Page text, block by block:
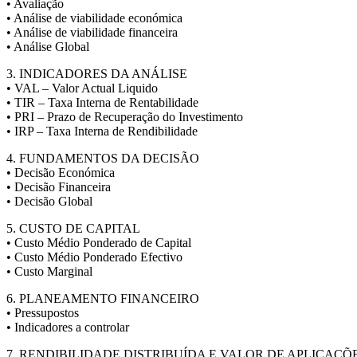
• Avaliação
• Análise de viabilidade económica
• Análise de viabilidade financeira
• Análise Global
3. INDICADORES DA ANÁLISE
• VAL – Valor Actual Liquido
• TIR – Taxa Interna de Rentabilidade
• PRI – Prazo de Recuperação do Investimento
• IRP – Taxa Interna de Rendibilidade
4. FUNDAMENTOS DA DECISÃO
• Decisão Económica
• Decisão Financeira
• Decisão Global
5. CUSTO DE CAPITAL
• Custo Médio Ponderado de Capital
• Custo Médio Ponderado Efectivo
• Custo Marginal
6. PLANEAMENTO FINANCEIRO
• Pressupostos
• Indicadores a controlar
7. RENDIBILIDADE DISTRIBUÍDA E VALOR DE